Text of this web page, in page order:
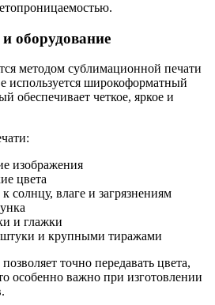
оборудование
методом сублимационной печати
используется широкоформатный
обеспечивает четкое, яркое и
изображения
цвета
солнцу, влаге и загрязнениям
и глажки
штуки и крупными тиражами
точно передавать цвета,
особенно важно при изготовлении